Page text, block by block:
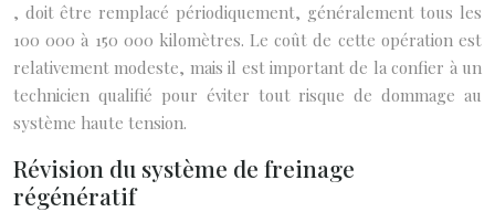
, doit être remplacé périodiquement, généralement tous les
100 000 à 150 000 kilomètres. Le coût de cette opération est
relativement modeste, mais il est important de la confier à un
technicien qualifié pour éviter tout risque de dommage au
système haute tension.
Révision du système de freinage
régénératif